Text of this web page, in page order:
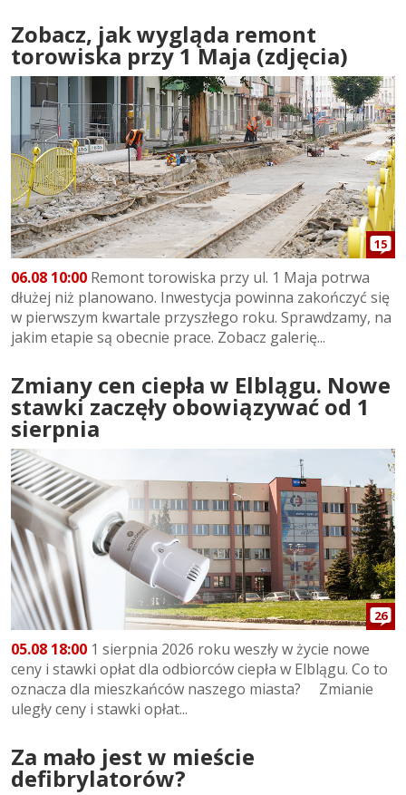
Zobacz, jak wygląda remont
torowiska przy 1 Maja (zdjęcia)
15
06.08 10:00 Remont torowiska przy ul. 1 Maja potrwa
dłużej niż planowano. Inwestycja powinna zakończyć się
w pierwszym kwartale przyszłego roku. Sprawdzamy, na
jakim etapie są obecnie prace. Zobacz galerię...
Zmiany cen ciepła w Elblągu. Nowe
stawki zaczęły obowiązywać od 1
sierpnia
26
05.08 18:00 1 sierpnia 2026 roku weszły w życie nowe
ceny i stawki opłat dla odbiorców ciepła w Elblągu. Co to
oznacza dla mieszkańców naszego miasta? Zmianie
uległy ceny i stawki opłat...
Za mało jest w mieście
defibrylatorów?